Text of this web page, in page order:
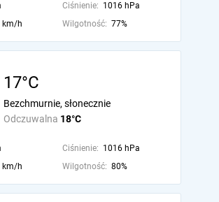
Ciśnienie: 1016 hPa
km/h Wilgotność: 77%
17°C
Odczuwalna 18°C
Bezchmurnie, słonecznie
Ciśnienie: 1016 hPa
km/h Wilgotność: 80%